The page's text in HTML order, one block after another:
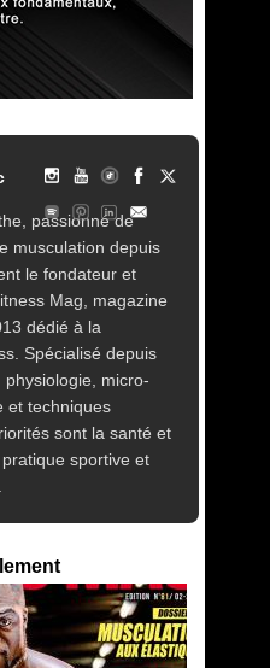
passionné de
musculation depuis
le fondateur et
Mag, magazine
dédié à la
Spécialisé depuis
micro-
et techniques
sont la santé et
sportive et